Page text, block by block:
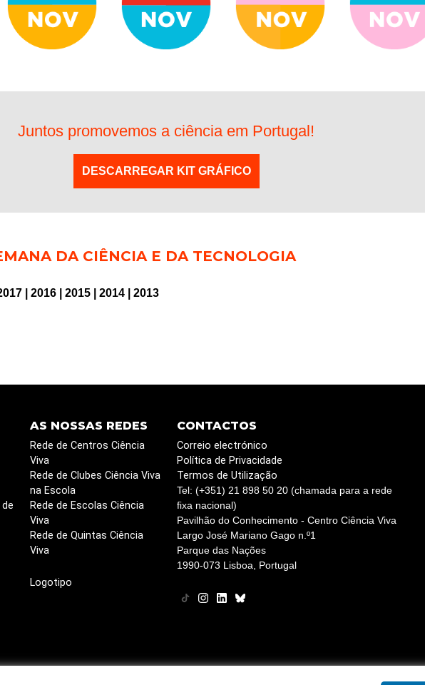
Juntos promovemos a ciência em Portugal!
DESCARREGAR KIT GRÁFICO
DA CIÊNCIA E DA TECNOLOGIA
2016 2015 2014 2013
AS NOSSAS REDES
Rede de Centros Ciência
Viva
Rede de Clubes Ciência Viva
na Escola
Rede de Escolas Ciência
Viva
Rede de Quintas Ciência
Viva
Logotipo
CONTACTOS
Correio electrónico
Política de Privacidade
Termos de Utilização
Tel: (+351) 21 898 50 20 (chamada para a rede
fixa nacional)
Pavilhão do Conhecimento - Centro Ciência Viva
Largo José Mariano Gago n.º1
Parque das Nações
1990-073 Lisboa, Portugal